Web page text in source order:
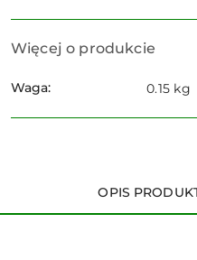
Więcej o produkcie
Waga: 0.15 kg
OPIS